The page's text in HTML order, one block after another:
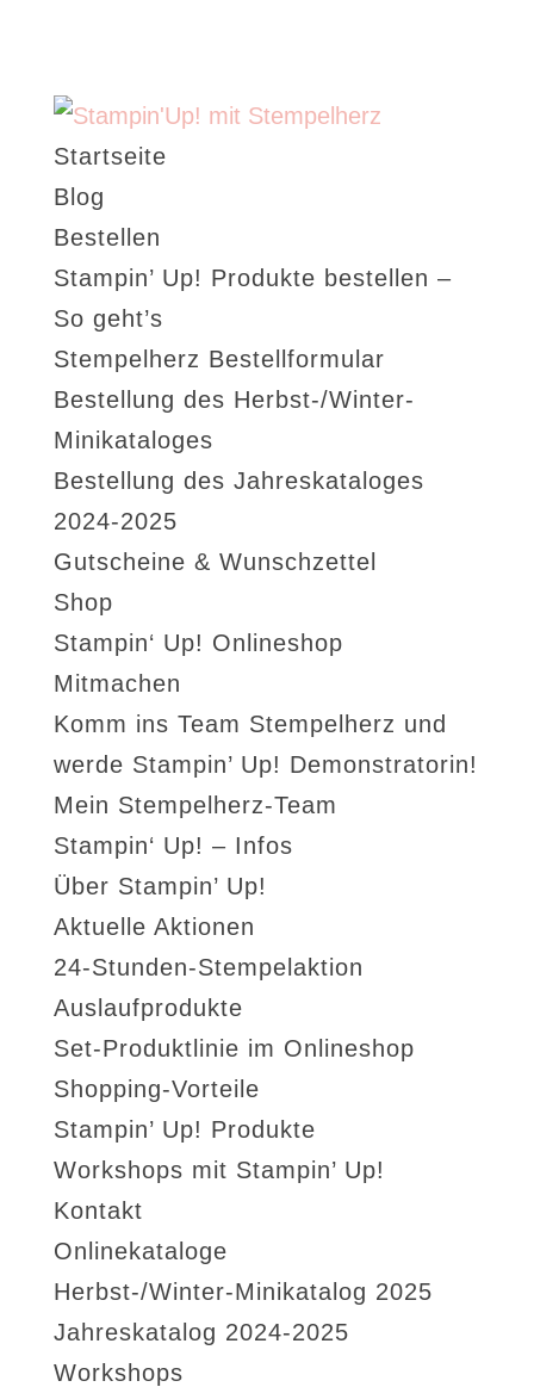
Startseite
Blog
Bestellen
Stampin’ Up! Produkte bestellen –
So geht’s
Stempelherz Bestellformular
Bestellung des Herbst-/Winter-
Minikataloges
Bestellung des Jahreskataloges
2024-2025
Gutscheine & Wunschzettel
Shop
Stampin‘ Up! Onlineshop
Mitmachen
Komm ins Team Stempelherz und
werde Stampin’ Up! Demonstratorin!
Mein Stempelherz-Team
Stampin‘ Up! – Infos
Über Stampin’ Up!
Aktuelle Aktionen
24-Stunden-Stempelaktion
Auslaufprodukte
Set-Produktlinie im Onlineshop
Shopping-Vorteile
Stampin’ Up! Produkte
Workshops mit Stampin’ Up!
Kontakt
Onlinekataloge
Herbst-/Winter-Minikatalog 2025
Jahreskatalog 2024-2025
Workshops